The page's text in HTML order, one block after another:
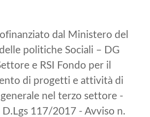
dal Ministero del
politiche Sociali – DG
e RSI Fondo per il
di progetti e attività di
nel terzo settore -
117/2017 - Avviso n.